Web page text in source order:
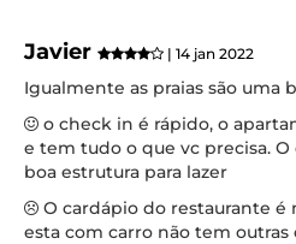
Javier | 14 jan 2022
Igualmente as praias são uma
o check in é rápido, o
e tem tudo o que vc precisa.
boa estrutura para lazer
O cardápio do restaurante
esta com carro não tem outras